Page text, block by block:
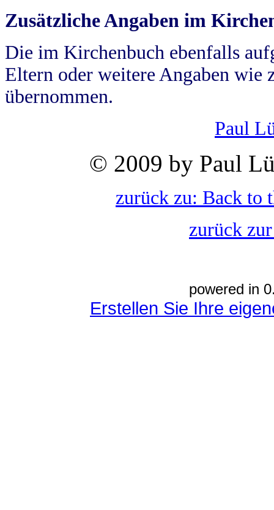
Zusätzliche Angaben im
Die im Kirchenbuch ebenfalls
Eltern oder weitere Angaben wie
übernommen.
Paul
© 2009 by Paul
zurück zu: Back to
zurück
powered in
Erstellen Sie Ihre